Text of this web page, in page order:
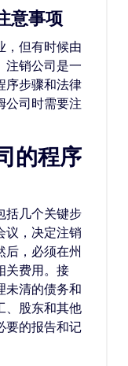
意事项
，但有时候由
注销公司是一
序步骤和法律
公司时需要注
的程序
括几个关键步
议，决定注销
后，必须在州
关费用。接
未清的债务和
、股东和其他
要的报告和记